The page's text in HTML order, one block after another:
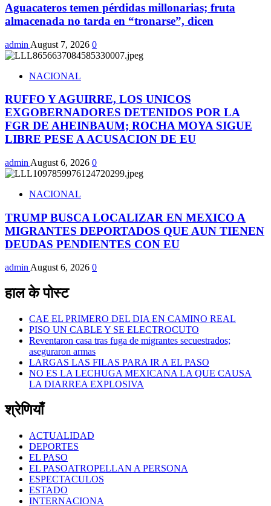
Aguacateros temen pérdidas millonarias; fruta
almacenada no tarda en “tronarse”, dicen
admin August 7, 2026 0
NACIONAL
RUFFO Y AGUIRRE, LOS UNICOS
EXGOBERNADORES DETENIDOS POR LA
FGR DE AHEINBAUM; ROCHA MOYA SIGUE
LIBRE PESE A ACUSACION DE EU
admin August 6, 2026 0
NACIONAL
TRUMP BUSCA LOCALIZAR EN MEXICO A
MIGRANTES DEPORTADOS QUE AUN TIENEN
DEUDAS PENDIENTES CON EU
adminAugust 6, 2026 0
हाल के पोस्ट
CAE EL PRIMERO DEL DIA EN CAMINO REAL
PISO UN CABLE Y SE ELECTROCUTO
Reventaron casa tras fuga de migrantes secuestrados;
aseguraron armas
LARGAS LAS FILAS PARA IR A EL PASO
NO ES LA LECHUGA MEXICANA LA QUE CAUSA
LA DIARREA EXPLOSIVA
श्रेणियाँ
ACTUALIDAD
DEPORTES
EL PASO
EL PASOATROPELLAN A PERSONA
ESPECTACULOS
ESTADO
INTERNACIONA